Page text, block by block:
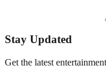
Stay Updated
Get the latest